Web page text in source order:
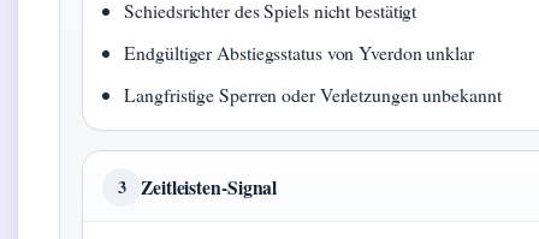
Schiedsrichter des Spiels nicht bestätigt
Endgültiger Abstiegsstatus von Yverdon unklar
Langfristige Sperren oder Verletzungen unbekannt
3 Zeitleisten-Signal